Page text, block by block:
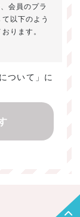
会員のプラ
以下のよう
ります。
のみ利用い
絡
ついて」に